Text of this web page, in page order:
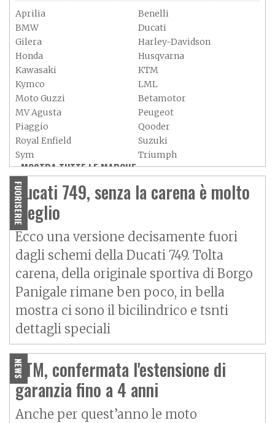
Aprilia
Benelli
BMW
Ducati
Gilera
Harley-Davidson
Honda
Husqvarna
Kawasaki
KTM
Kymco
LML
Moto Guzzi
Betamotor
MV Agusta
Peugeot
Piaggio
Qooder
Royal Enfield
Suzuki
Sym
Triumph
Vespa
Yamaha
Adiva
Adly
Aeon
Aspes
Axy
MOSTRA TUTTE LE MARCHE »
FUORISERIE
Ducati 749, senza la carena è molto
meglio
Ecco una versione decisamente fuori
dagli schemi della Ducati 749. Tolta
carena, della originale sportiva di Borgo
Panigale rimane ben poco, in bella
mostra ci sono il bicilindrico e tsnti
dettagli speciali
NEWS
KTM, confermata l'estensione di
garanzia fino a 4 anni
Anche per quest’anno le moto